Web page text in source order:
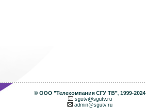
© ООО "Телекомпания СГУ ТВ", 1999-2024
sgutv@sgutv.ru
admin@sgutv.ru